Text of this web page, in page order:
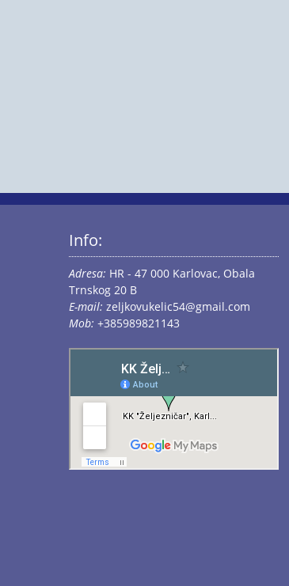
Info:
Adresa: HR - 47 000 Karlovac, Obala
Trnskog 20 B
E-mail: zeljkovukelic54@gmail.com
Mob: +385989821143